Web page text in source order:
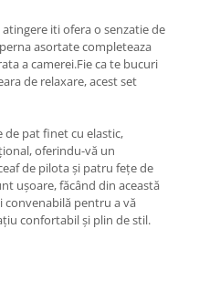
iti ofera o senzatie de
asortate completeaza
a camerei.Fie ca te bucuri
de relaxare, acest set
de pat finet cu elastic,
oferindu-vă un
de pilota și patru fețe de
ușoare, făcând din această
convenabilă pentru a vă
confortabil și plin de stil.